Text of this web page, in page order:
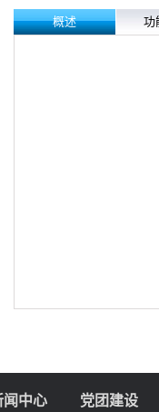
概述 功
闻中心 党团建设